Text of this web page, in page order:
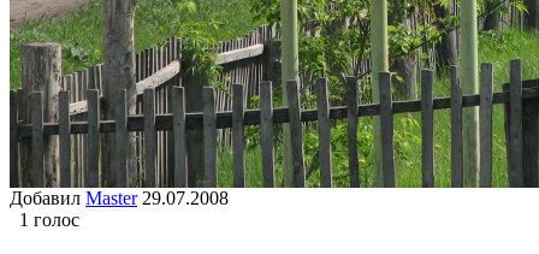
Добавил Master29.07.2008
1 голос